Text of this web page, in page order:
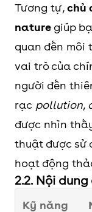
4
Art
Tương tự,chủ
nature giúp
quan đến môi
vai trò của
người đến
rạc pollution,
được nhìn
thuật được sử
hoạt động
2.2. Nội
Kỹ năng